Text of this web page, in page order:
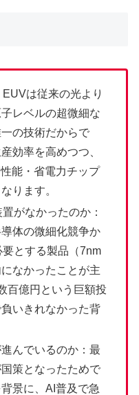
は従来の光より
レベルの超微細な
の技術だからで
効率を高めつつ、
能・省電力チップ
ります。
がなかったのか：
体の微細化競争か
とする製品（7nm
なかったことが主
百億円という巨額投
いきれなかった背
んでいるのか：最
策となったためで
景に、AI普及で急